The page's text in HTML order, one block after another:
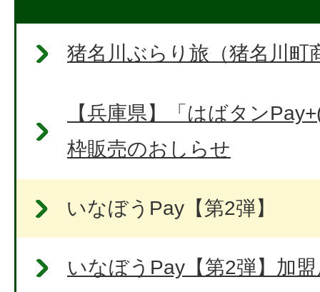
猪名川ぶらり旅（猪名川町
【兵庫県】「はばタン
枠販売のおしらせ
いなぼうPay【第2弾】
いなぼうPay【第2弾】加